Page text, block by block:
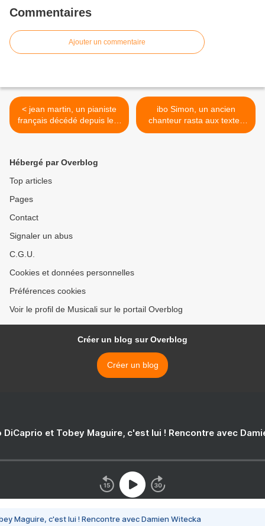
Commentaires
Ajouter un commentaire
< jean martin, un pianiste
français décédé depuis le 7
octobre 2020, il était un
ibo Simon, un ancien
chanteur rasta aux textes
satiriques, il devient
Hébergé par Overblog
Top articles
Pages
Contact
Signaler un abus
C.G.U.
Cookies et données personnelles
Préférences cookies
Voir le profil de Musicali sur le portail Overblog
Créer un blog sur Overblog
Créer un blog
DiCaprio et Tobey Maguire, c'est lui ! Rencontre avec
Maguire, c'est lui ! Rencontre avec Damien Witecka